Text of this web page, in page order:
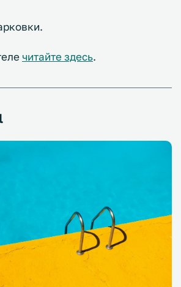
читайте здесь.